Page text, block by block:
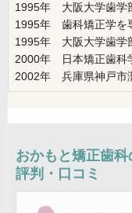
1995年 大阪大学歯学
1995年 歯科矯正学を
1995年 大阪大学歯学
2000年 日本矯正歯科
2002年 兵庫県神戸市
おかもと矯正歯科
評判・口コミ